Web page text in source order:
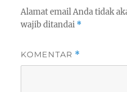
Alamat email Anda tidak
wajib ditandai *
KOMENTAR *